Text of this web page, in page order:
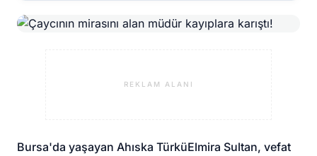
REKLAM ALANI
Bursa'da yaşayan Ahıska TürküElmira Sultan, vefat